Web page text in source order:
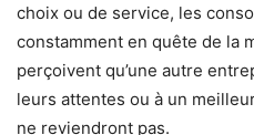
choix ou de service, les
constamment en quête de la
perçoivent qu’une autre
leurs attentes ou à un
ne reviendront pas.